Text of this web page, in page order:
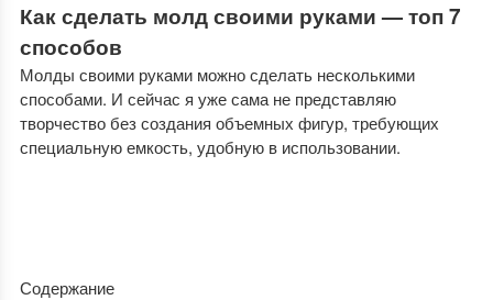
Как сделать молд своими руками — топ 7
способов
Молды своими руками можно сделать несколькими
способами. И сейчас я уже сама не представляю
творчество без создания объемных фигур, требующих
специальную емкость, удобную в использовании.
Содержание